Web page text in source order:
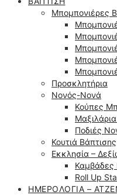
Μπομπονιέρες
Προσκλητήρια
Νονός-Νονά
Κούπες
Ποδιές
Κουτιά Βάπτισης
Εκκλησία –
Καμβάδες
Roll Up
ΗΜΕΡΟΛΌΓΙΑ –